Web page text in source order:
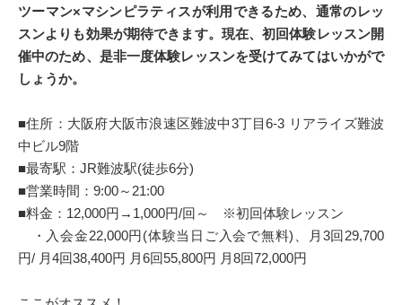
ツーマン×マシンピラティスが利用できるため、通常のレッ
スンよりも効果が期待できます。現在、初回体験レッスン開
催中のため、是非一度体験レッスンを受けてみてはいかがで
しょうか。
■住所：大阪府大阪市浪速区難波中3丁目6-3 リアライズ難波
中ビル9階
■最寄駅：JR難波駅(徒歩6分)
■営業時間：9:00～21:00
■料金：12,000円→1,000円/回～ ※初回体験レッスン
・入会金22,000円(体験当日ご入会で無料)、月3回29,700
円/ 月4回38,400円 月6回55,800円 月8回72,000円